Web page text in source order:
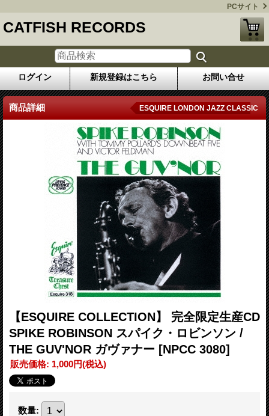
PCサイト
CATFISH RECORDS
ログイン 新規登録はこちら お問い合せ
商品詳細 ESQUIRE LONDON JAZZ CLASSIC
【ESQUIRE COLLECTION】 完全限定生産CD
SPIKE ROBINSON スパイク・ロビンソン /
THE GUV'NOR ガヴァナー [NPCC 3080]
販売価格: 1,000円(税込)
数量: